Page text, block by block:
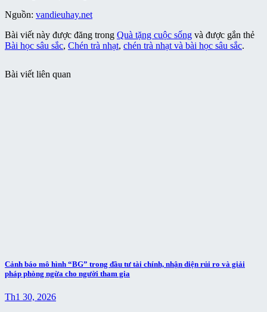
Nguồn: vandieuhay.net
Bài viết này được đăng trong Quà tặng cuộc sống và được gắn thẻ
Bài học sâu sắc, Chén trà nhạt, chén trà nhạt và bài học sâu sắc.
Bài viết liên quan
Cảnh báo mô hình “BG” trong đầu tư tài chính, nhận diện rủi ro và giải
pháp phòng ngừa cho người tham gia
Th1 30, 2026